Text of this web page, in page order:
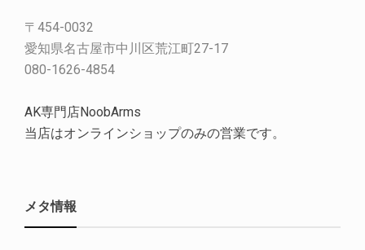
〒454-0032
愛知県名古屋市中川区荒江町27-17
080-1626-4854
AK専門店NoobArms
当店はオンラインショップのみの営業です。
メタ情報